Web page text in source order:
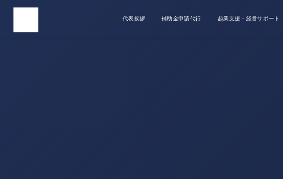
代表挨拶 補助金申請代行 起業支援・経営サポート